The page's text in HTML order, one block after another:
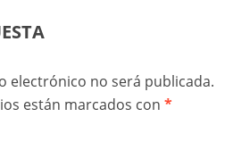
electrónico no será publicada.
están marcados con *